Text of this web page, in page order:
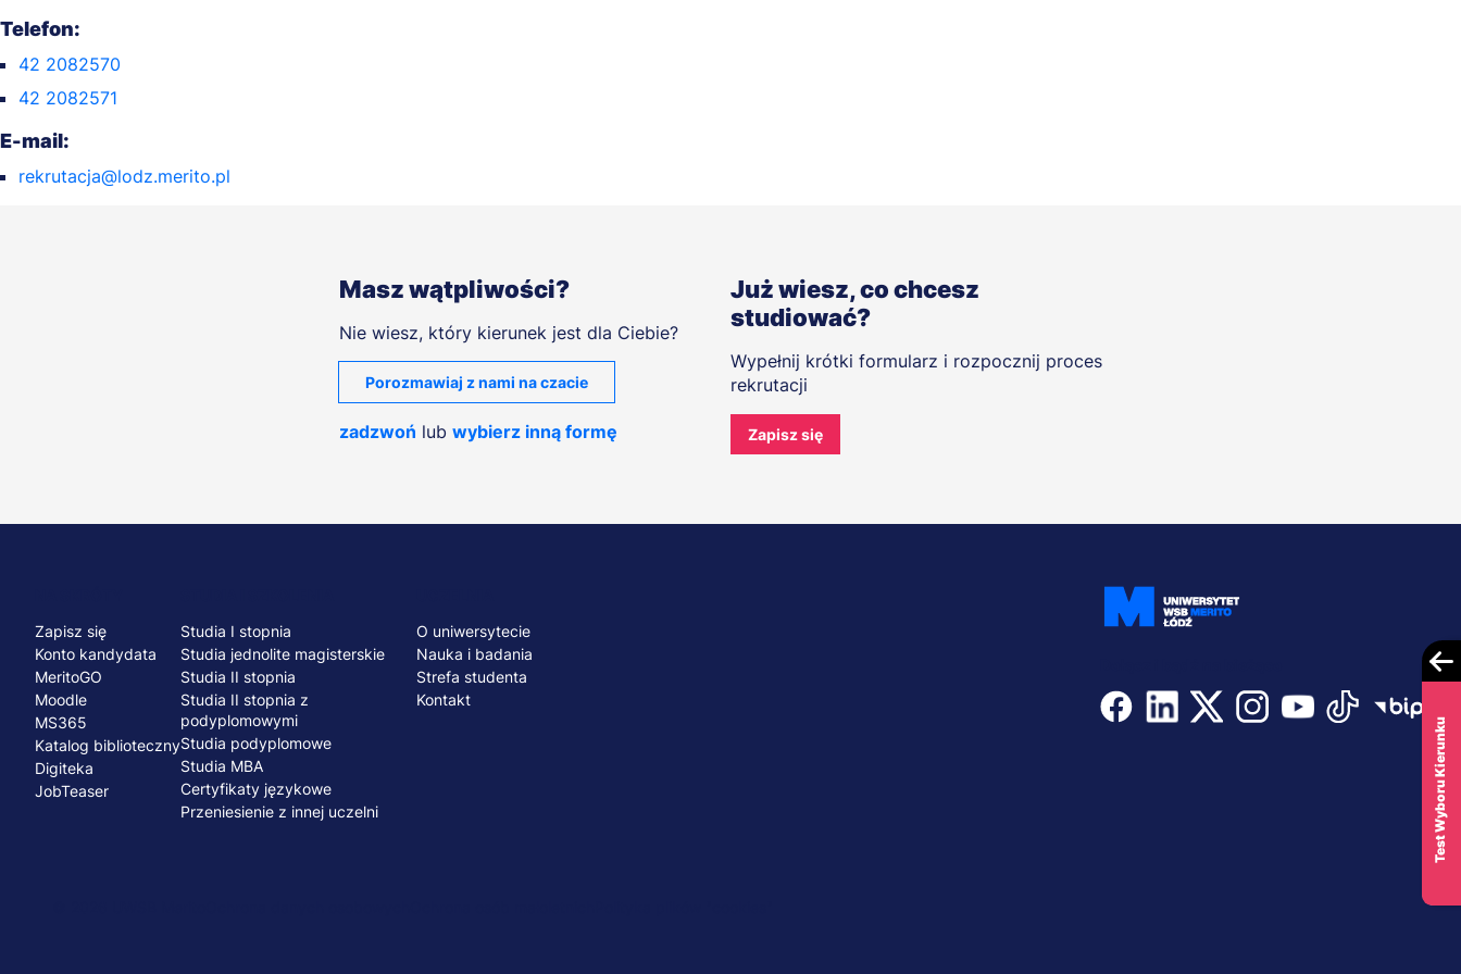
Telefon:
42 2082570
42 2082571
E-mail:
rekrutacja@lodz.merito.pl
Masz wątpliwości?
Nie wiesz, który kierunek jest dla Ciebie?
Porozmawiaj z nami na czacie
zadzwoń lub wybierz inną formę
Już wiesz, co chcesz
studiować?
Wypełnij krótki formularz i rozpocznij proces
rekrutacji
Zapisz się
Menu
stopka
Zapisz się
Konto kandydata
MeritoGO
Moodle
MS365
Katalog biblioteczny
Digiteka
JobTeaser
Studia I stopnia
Studia jednolite magisterskie
Studia II stopnia
Studia II stopnia z
podyplomowymi
Studia podyplomowe
Studia MBA
Certyfikaty językowe
Przeniesienie z innej uczelni
O uniwersytecie
Nauka i badania
Strefa studenta
Kontakt
Test Wyboru Kierunku